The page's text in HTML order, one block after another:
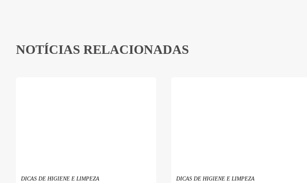
NOTÍCIAS RELACIONADAS
DICAS DE HIGIENE E LIMPEZA DICAS DE HIGIENE E LIMPEZA